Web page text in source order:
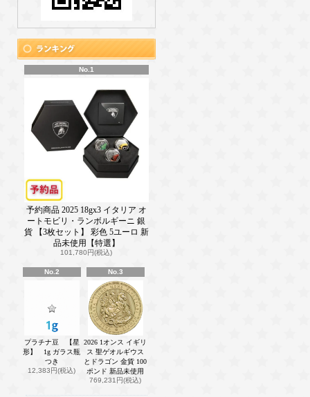
No.1
予約商品 2025 18gx3 イタリア オ
ートモビリ・ランボルギーニ 銀
貨 【3枚セット】 彩色 5ユーロ 新
品未使用【特選】
101,780円(税込)
No.2
プラチナ豆 【星
形】 1g ガラス瓶
つき
12,383円(税込)
No.3
2026 1オンス イギリ
ス 聖ゲオルギウス
とドラゴン 金貨 100
ポンド 新品未使用
769,231円(税込)